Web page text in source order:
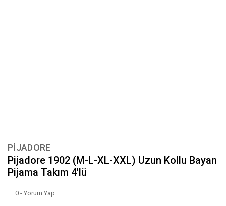
PİJADORE
Pijadore 1902 (M-L-XL-XXL) Uzun Kollu Bayan
Pijama Takım 4'lü
0 - Yorum Yap